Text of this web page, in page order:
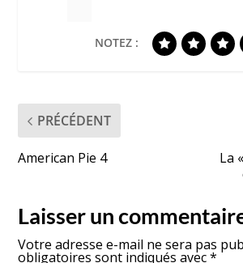
NOTEZ :
PRÉCÉDENT
American Pie 4
La
Laisser un
Votre adresse e-mail ne sera pas
obligatoires sont indiqués avec*